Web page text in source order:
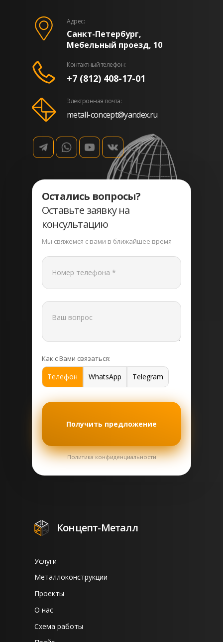
Адрес:
Контактный телефон:
metall-concept@yandex.ru
Электронная почта:
Остались вопросы?
Оставьте заявку на
консультацию
Мы свяжемся с вами в ближайшее время
Как с Вами связаться:
Телефон WhatsApp Telegram
Получить предложение
Политика конфиденциальности
+7 (812) 408-17-01
Санкт-Петербург,
Мебельный проезд, 10
Концепт-Металл
Услуги
Металлоконструкции
Проекты
О нас
Схема работы